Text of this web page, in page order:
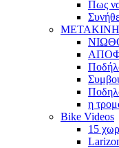
Πως
η
Bike Videos
15